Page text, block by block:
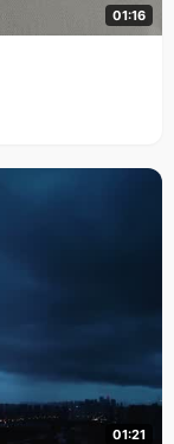
01:16
01:21